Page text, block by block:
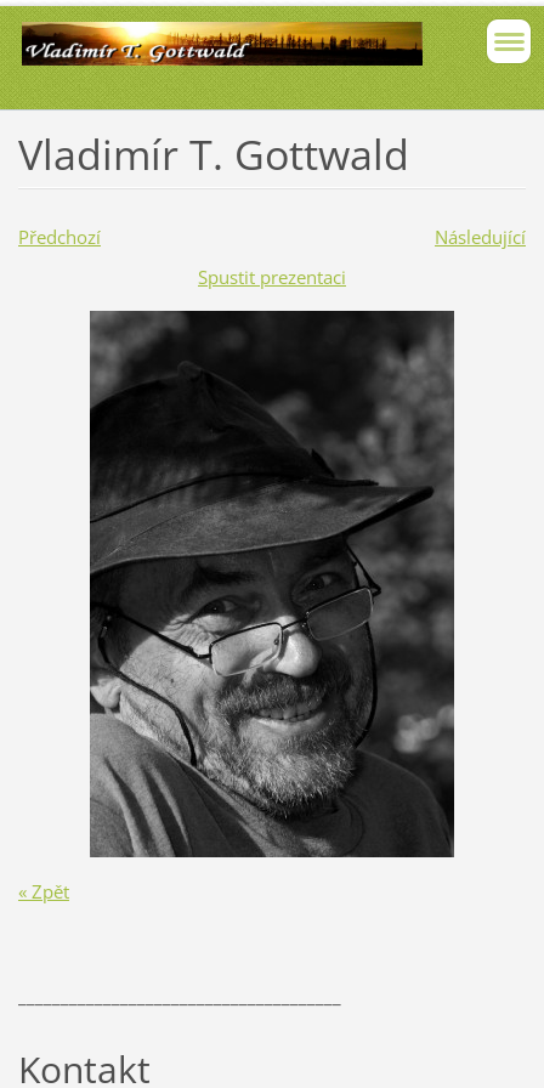
Vladimír T. Gottwald
Předchozí
Následující
Spustit prezentaci
« Zpět
Kontakt